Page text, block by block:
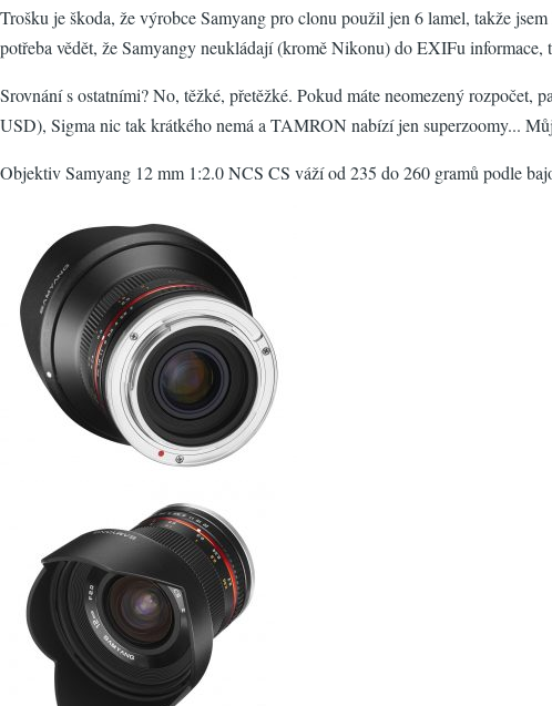
Trošku je škoda, že výrobce Samyang pro clonu použil jen 6 lamel, takže
potřeba vědět, že Samyangy neukládají (kromě Nikonu) do EXIFu informace,
Srovnání s ostatními? No, těžké, přetěžké. Pokud máte neomezený
USD), Sigma nic tak krátkého nemá a TAMRON nabízí jen superzoomy...
Objektiv Samyang 12 mm 1:2.0 NCS CS váží od 235 do 260 gramů podle